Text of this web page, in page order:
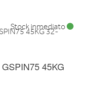
45KG
Stock inmediato